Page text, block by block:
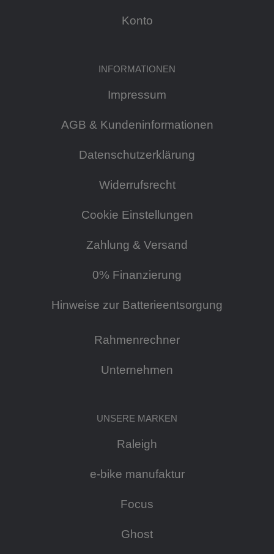
Konto
INFORMATIONEN
Impressum
AGB & Kundeninformationen
Datenschutzerklärung
Widerrufsrecht
Cookie Einstellungen
Zahlung & Versand
0% Finanzierung
Hinweise zur Batterieentsorgung
Rahmenrechner
Unternehmen
UNSERE MARKEN
Raleigh
e-bike manufaktur
Focus
Ghost